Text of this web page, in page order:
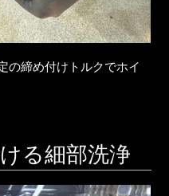
の締め付けトルクでホイ
る細部洗浄